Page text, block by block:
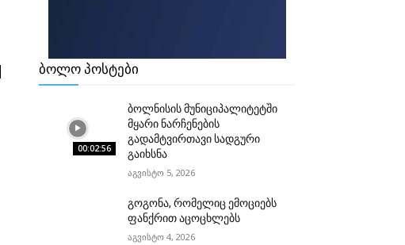
ბოლო პოსტები
00:02:56
ბოლნისის მუნიციპალიტეტში
მყარი ნარჩენების
გადამტვირთავი სადგური
გაიხსნა
აგვისტო 5, 2026
გოგონა, რომელიც ემოციებს
ფანქრით აცოცხლებს
აგვისტო 4, 2026